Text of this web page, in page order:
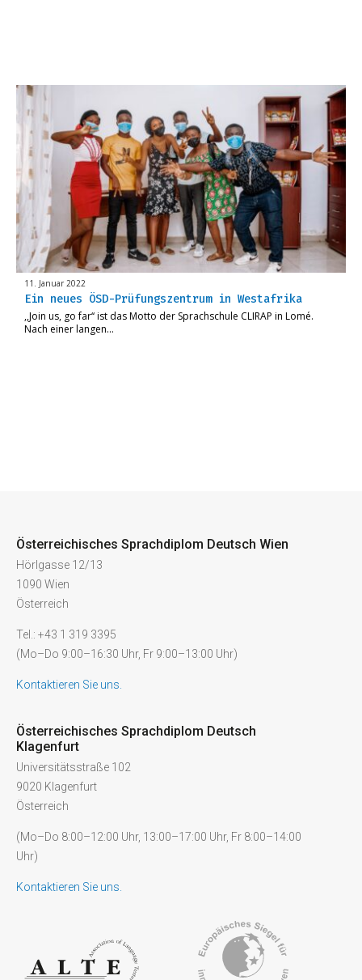
11. Januar 2022
Ein neues ÖSD-Prüfungszentrum in Westafrika
,,Join us, go far‘‘ ist das Motto der Sprachschule CLIRAP in Lomé.
Nach einer langen…
Österreichisches Sprachdiplom Deutsch Wien
Hörlgasse 12/13
1090 Wien
Österreich
Tel.: +43 1 319 3395
(Mo–Do 9:00–16:30 Uhr, Fr 9:00–13:00 Uhr)
Kontaktieren Sie uns.
Österreichisches Sprachdiplom Deutsch
Klagenfurt
Universitätsstraße 102
9020 Klagenfurt
Österreich
(Mo–Do 8:00–12:00 Uhr, 13:00–17:00 Uhr, Fr 8:00–14:00
Uhr)
Kontaktieren Sie uns.